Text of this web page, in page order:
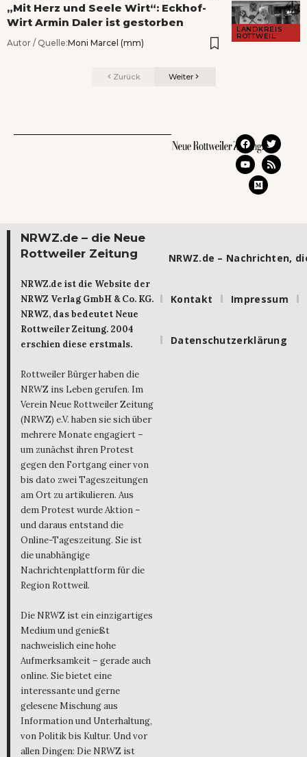
LANDKREIS
ROTTWEIL
„Mit Herz und Seele Wirt“: Eckhof-
Wirt Armin Daler ist gestorben
Autor / Quelle:Moni Marcel (mm)
Zurück Weiter
NRWZ.de – die Neue
Rottweiler Zeitung
NRWZ.de ist die Website der
NRWZ Verlag GmbH & Co. KG.
NRWZ, das bedeutet Neue
Rottweiler Zeitung. 2004
erschien diese erstmals.
Rottweiler Bürger haben die
NRWZ ins Leben gerufen. Im
Verein Neue Rottweiler Zeitung
(NRWZ) e.V. haben sie sich über
mehrere Monate engagiert –
um zunächst ihren Protest
gegen den Fortgang einer von
bis dato zwei Tageszeitungen
am Ort zu artikulieren. Aus
dem Protest wurde Aktion –
und daraus entstand die
Online-Tageszeitung. Sie ist
die unabhängige
Nachrichtenplattform für die
Region Rottweil.
Die NRWZ ist ein einzigartiges
Medium und genießt
nachweislich eine hohe
Aufmerksamkeit – gerade auch
online. Sie bietet eine
interessante und gerne
gelesene Mischung aus
Information und Unterhaltung,
von Politik bis Kultur. Und vor
allen Dingen: Die NRWZ ist
NRWZ.de – Nachrichten,
Kontakt Impressum
Datenschutzerklärung